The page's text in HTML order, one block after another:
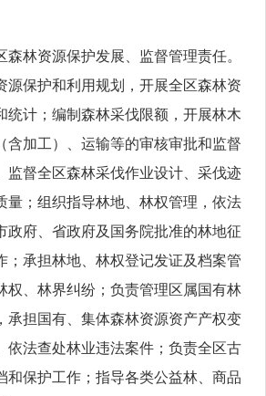
森林资源保护发展、监督管理责任。
源保护和利用规划，开展全区森林资
统计；编制森林采伐限额，开展林木
含加工）、运输等的审核审批和监督
监督全区森林采伐作业设计、采伐迹
量；组织指导林地、林权管理，依法
政府、省政府及国务院批准的林地征
；承担林地、林权登记发证及档案管
权、林界纠纷；负责管理区属国有林
承担国有、集体森林资源资产产权变
依法查处林业违法案件；负责全区古
和保护工作；指导各类公益林、商品